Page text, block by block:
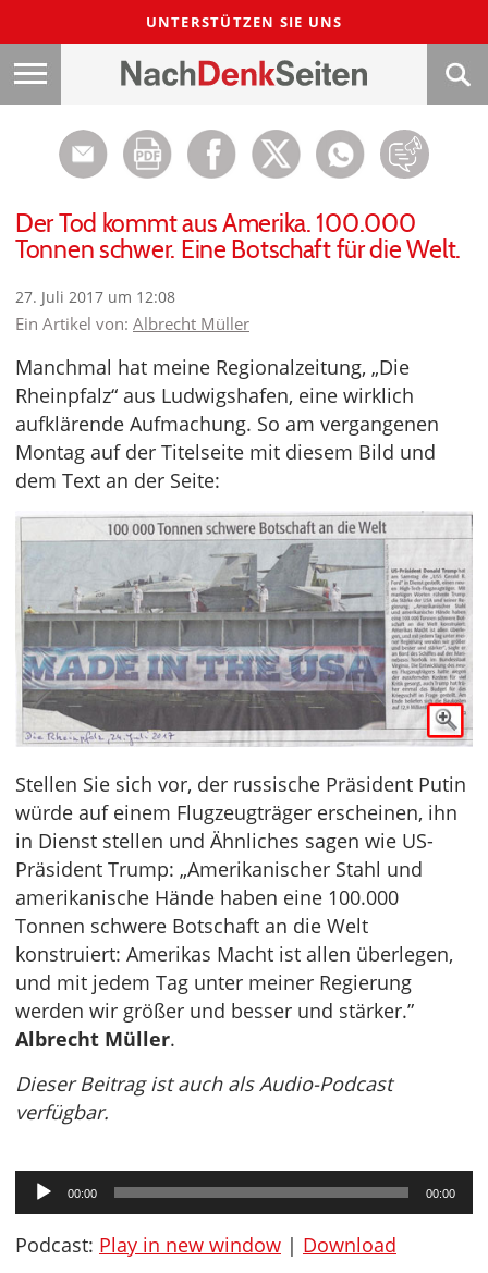
UNTERSTÜTZEN SIE UNS
Der Tod kommt aus Amerika. 100.000
Tonnen schwer. Eine Botschaft für die Welt.
27. Juli 2017 um 12:08
Ein Artikel von: Albrecht Müller
Manchmal hat meine Regionalzeitung, „Die
Rheinpfalz“ aus Ludwigshafen, eine wirklich
aufklärende Aufmachung. So am vergangenen
Montag auf der Titelseite mit diesem Bild und
dem Text an der Seite:
Stellen Sie sich vor, der russische Präsident Putin
würde auf einem Flugzeugträger erscheinen, ihn
in Dienst stellen und Ähnliches sagen wie US-
Präsident Trump: „Amerikanischer Stahl und
amerikanische Hände haben eine 100.000
Tonnen schwere Botschaft an die Welt
konstruiert: Amerikas Macht ist allen überlegen,
und mit jedem Tag unter meiner Regierung
werden wir größer und besser und stärker.”
Albrecht Müller.
Dieser Beitrag ist auch als Audio-Podcast
verfügbar.
Audio-
Player
00:00 00:00
Podcast: Play in new window | Download